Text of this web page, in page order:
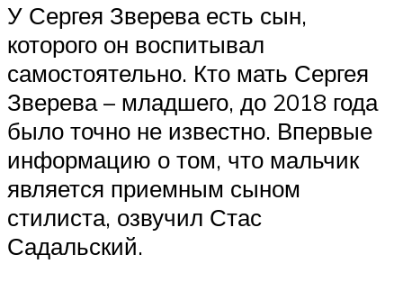
У Сергея Зверева есть сын,
которого он воспитывал
самостоятельно. Кто мать Сергея
Зверева – младшего, до 2018 года
было точно не известно. Впервые
информацию о том, что мальчик
является приемным сыном
стилиста, озвучил Стас
Садальский.